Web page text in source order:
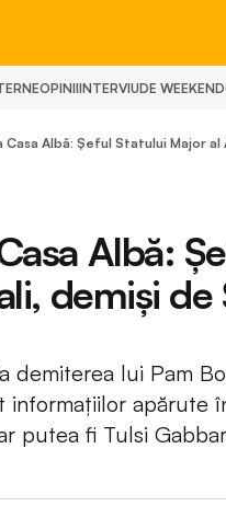
OPINIIINTERVIUDE WEEKEND
Casa Albă: Șeful Statului Major
Albă:
demiși
demiterea lui Pam
informațiilor apărute
putea fi Tulsi